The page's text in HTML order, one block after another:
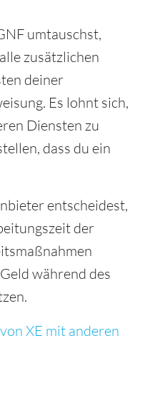
umtauschst,
zusätzlichen
deiner
Es lohnt sich,
Diensten zu
dass du ein
entscheidest,
der
während des
XE mit anderen